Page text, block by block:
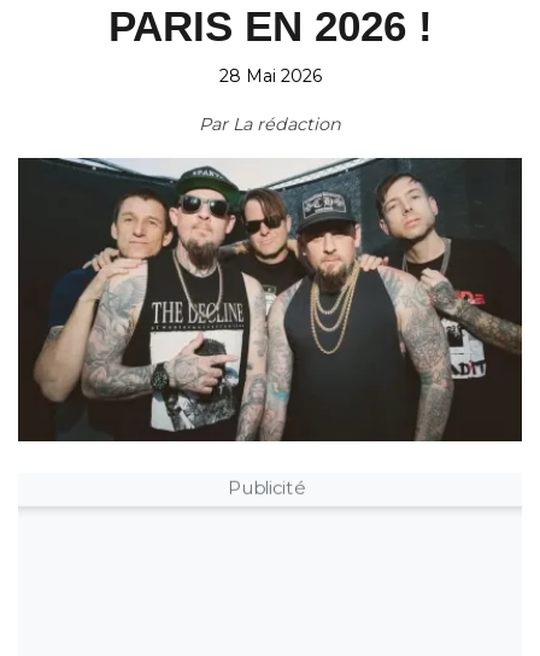
PARIS EN 2026 !
28 Mai 2026
Par La rédaction
Publicité